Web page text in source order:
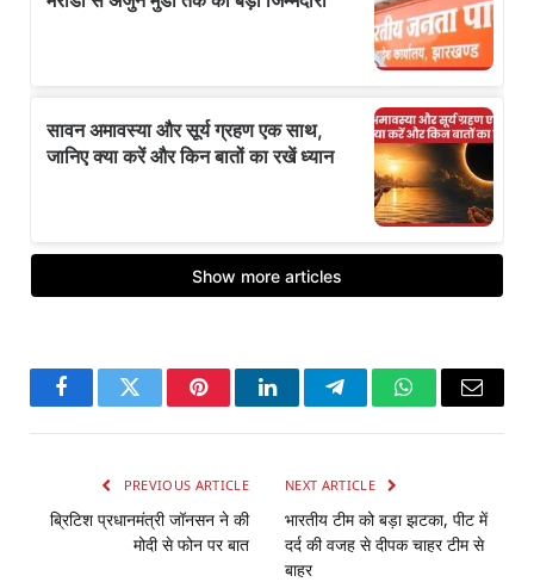
FacebookTwitter PinterestLinkedInTelegramWhatsApp
Email
PREVIOUS ARTICLE
ब्रिटिश प्रधानमंत्री जॉनसन ने की
मोदी से फोन पर बात
NEXT ARTICLE
भारतीय टीम को बड़ा झटका, पीट में
दर्द की वजह से दीपक चाहर टीम से
बाहर